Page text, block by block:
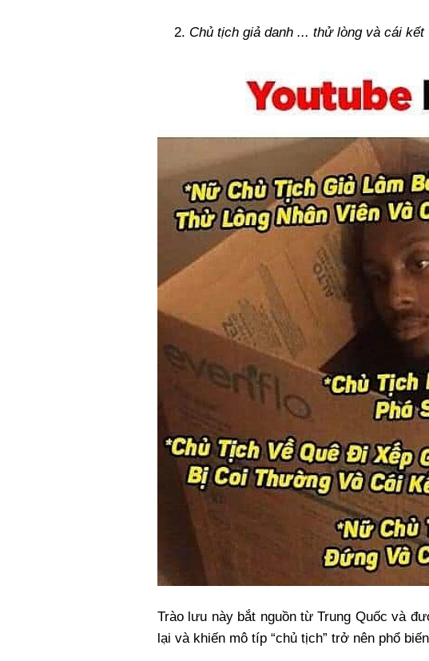
Chủ tịch giả danh ... thử lòng và cái kết
Trào lưu này bắt nguồn từ Trung Quốc và
lại và khiến mô típ “chủ tịch” trở nên phổ